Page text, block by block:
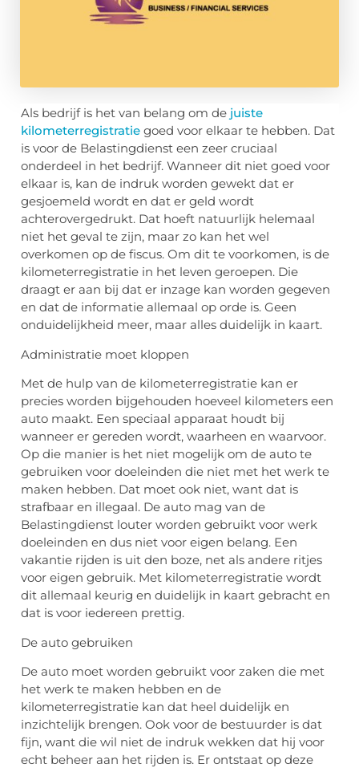
Als bedrijf is het van belang om de juiste
kilometerregistratie goed voor elkaar te hebben. Dat
is voor de Belastingdienst een zeer cruciaal
onderdeel in het bedrijf. Wanneer dit niet goed voor
elkaar is, kan de indruk worden gewekt dat er
gesjoemeld wordt en dat er geld wordt
achterovergedrukt. Dat hoeft natuurlijk helemaal
niet het geval te zijn, maar zo kan het wel
overkomen op de fiscus. Om dit te voorkomen, is de
kilometerregistratie in het leven geroepen. Die
draagt er aan bij dat er inzage kan worden gegeven
en dat de informatie allemaal op orde is. Geen
onduidelijkheid meer, maar alles duidelijk in kaart.
Administratie moet kloppen
Met de hulp van de kilometerregistratie kan er
precies worden bijgehouden hoeveel kilometers een
auto maakt. Een speciaal apparaat houdt bij
wanneer er gereden wordt, waarheen en waarvoor.
Op die manier is het niet mogelijk om de auto te
gebruiken voor doeleinden die niet met het werk te
maken hebben. Dat moet ook niet, want dat is
strafbaar en illegaal. De auto mag van de
Belastingdienst louter worden gebruikt voor werk
doeleinden en dus niet voor eigen belang. Een
vakantie rijden is uit den boze, net als andere ritjes
voor eigen gebruik. Met kilometerregistratie wordt
dit allemaal keurig en duidelijk in kaart gebracht en
dat is voor iedereen prettig.
De auto gebruiken
De auto moet worden gebruikt voor zaken die met
het werk te maken hebben en de
kilometerregistratie kan dat heel duidelijk en
inzichtelijk brengen. Ook voor de bestuurder is dat
fijn, want die wil niet de indruk wekken dat hij voor
echt beheer aan het rijden is. Er ontstaat op deze